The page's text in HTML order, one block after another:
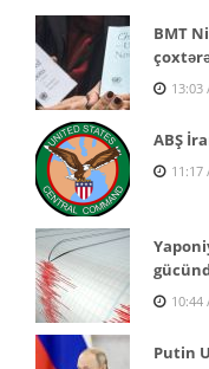
BMT
13:03
ABŞ
11:17
10:44
Putin